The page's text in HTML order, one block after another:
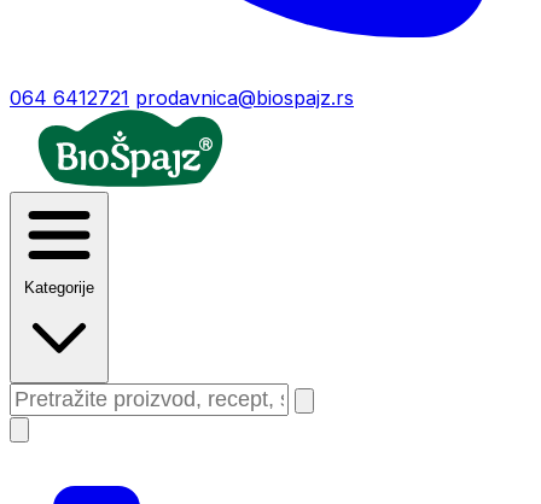
064 6412721 prodavnica@biospajz.rs
Kategorije